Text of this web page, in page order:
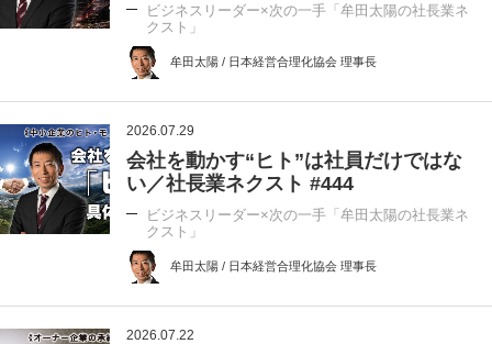
ビジネスリーダー×次の一手「牟田太陽の社長業ネ
クスト」
牟田太陽 / 日本経営合理化協会 理事長
2026.07.29
会社を動かす“ヒト”は社員だけではな
い／社長業ネクスト #444
ビジネスリーダー×次の一手「牟田太陽の社長業ネ
クスト」
牟田太陽 / 日本経営合理化協会 理事長
2026.07.22